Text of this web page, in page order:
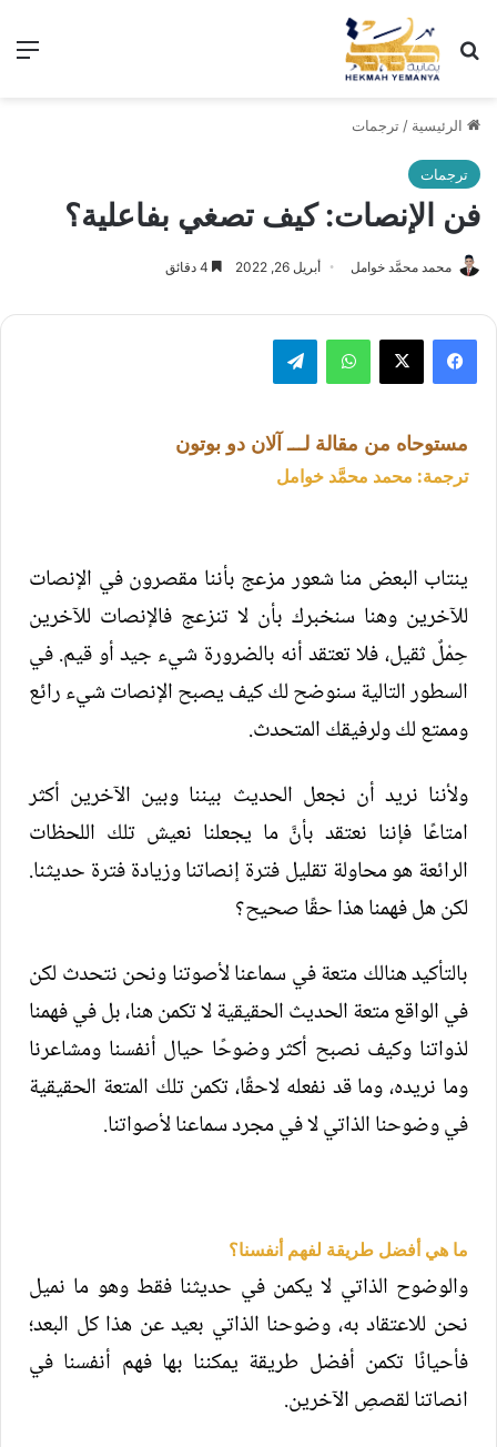
الرئيسية / ترجمات
ترجمات
فن الإنصات: كيف تصغي بفاعلية؟
محمد محمَّد خوامل أبريل 26, 2022
مستوحاه من مقالة لـــ آلان دو بوتون
ترجمة: محمد محمَّد خوامل
ينتاب البعض منا شعور مزعج بأننا مقصرون في الإنصات
للآخرين وهنا سنخبرك بأن لا تنزعج فالإنصات للآخرين
حِمْلٌ ثقيل، فلا تعتقد أنه بالضرورة شيء جيد أو قيم. في
السطور التالية سنوضح لك كيف يصبح الإنصات شيء رائع
وممتع لك ولرفيقك المتحدث.
ولأننا نريد أن نجعل الحديث بيننا وبين الآخرين أكثر
امتاعًا فإننا نعتقد بأنَّ ما يجعلنا نعيش تلك اللحظات
الرائعة هو محاولة تقليل فترة إنصاتنا وزيادة فترة حديثنا.
لكن هل فهمنا هذا حقًا صحيح؟
بالتأكيد هنالك متعة في سماعنا لأصوتنا ونحن نتحدث لكن
في الواقع متعة الحديث الحقيقية لا تكمن هنا، بل في فهمنا
لذواتنا وكيف نصبح أكثر وضوحًا حيال أنفسنا ومشاعرنا
وما نريده، وما قد نفعله لاحقًا، تكمن تلك المتعة الحقيقية
في وضوحنا الذاتي لا في مجرد سماعنا لأصواتنا.
ما هي أفضل طريقة لفهم أنفسنا؟
والوضوح الذاتي لا يكمن في حديثنا فقط وهو ما نميل
نحن للاعتقاد به، وضوحنا الذاتي بعيد عن هذا كل البعد؛
فأحيانًا تكمن أفضل طريقة يمكننا بها فهم أنفسنا في
انصاتنا لقصصِ الآخرين.